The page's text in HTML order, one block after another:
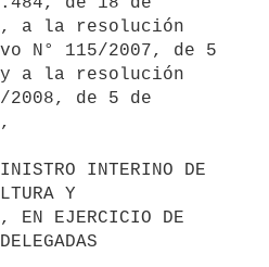
a la resolución
N° 115/2007, de 5
y a la resolución
de 5 de
Y